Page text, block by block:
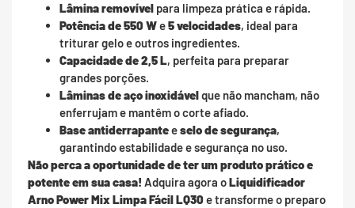
Lâmina removível para limpeza prática e rápida.
Potência de 550 We5 velocidades, ideal para
triturar gelo e outros ingredientes.
Capacidade de 2,5 L, perfeita para preparar
grandes porções.
Lâminas de aço inoxidávelque não mancham, não
enferrujam e mantêm o corte afiado.
Base antiderrapanteeselo de segurança,
garantindo estabilidade e segurança no uso.
Não perca a oportunidade de ter um produto prático e
potente em sua casa! Adquira agora oLiquidificador
Arno Power Mix Limpa Fácil LQ30e transforme o preparo